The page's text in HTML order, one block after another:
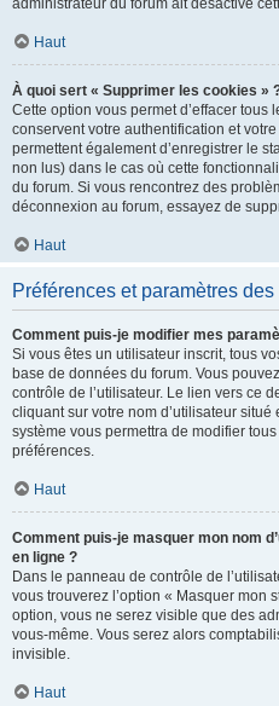
administrateur du forum ait désactivé
Haut
À quoi sert « Supprimer les cookies »
Cette option vous permet d’effacer
conservent votre authentification et
permettent également d’enregistrer le
non lus) dans le cas où cette
du forum. Si vous rencontrez des
déconnexion au forum, essayez de
Haut
Préférences et paramètres
Comment puis-je modifier mes
Si vous êtes un utilisateur inscrit, tous
base de données du forum. Vous
contrôle de l’utilisateur. Le lien vers ce
cliquant sur votre nom d’utilisateur
système vous permettra de modifier
préférences.
Haut
Comment puis-je masquer mon nom
en ligne ?
Dans le panneau de contrôle de
vous trouverez l’option « Masquer mon
option, vous ne serez visible que des
vous-même. Vous serez alors
invisible.
Haut